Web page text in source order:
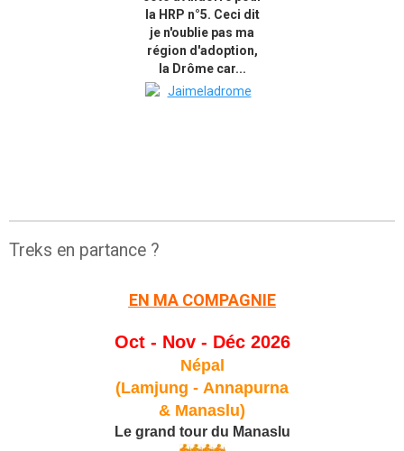
la HRP n°5. Ceci dit
je n'oublie pas ma
région d'adoption,
la Drôme car...
Treks en partance ?
EN MA COMPAGNIE
Oct - Nov - Déc 2026
Népal
(Lamjung - Annapurna
& Manaslu)
Le grand tour du Manaslu